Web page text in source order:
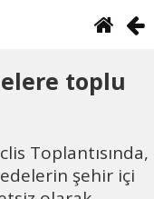
toplu
Toplantısında,
şehir içi